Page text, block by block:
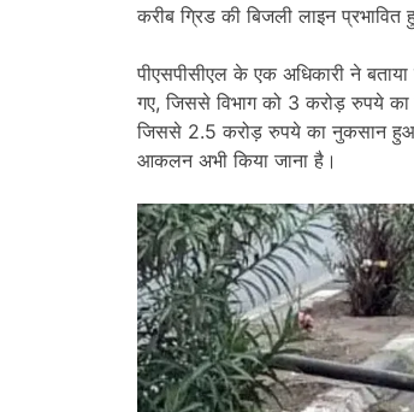
करीब ग्रिड की बिजली लाइन
पीएसपीसीएल के एक अधिकारी ने
गए, जिससे विभाग को 3 करोड़ रुपये
जिससे 2.5 करोड़ रुपये का नुकसान हुआ।
आकलन अभी किया जाना है।